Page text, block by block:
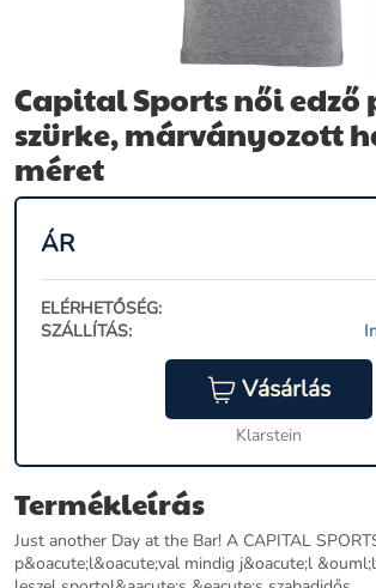
Capital Sports női edző
szürke, márványozott
méret
ÁR
ELÉRHETŐSÉG:
SZÁLLÍTÁS:
Vásárlás
Klarstein
Termékleírás
Just another Day at the Bar! A CAPITAL
p&oacute;l&oacute;val mindig j&oacute;l